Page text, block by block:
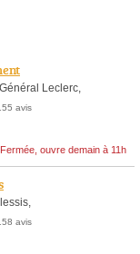
Leclerc,
avis
Fermée, ouvre demain à 11h
avis